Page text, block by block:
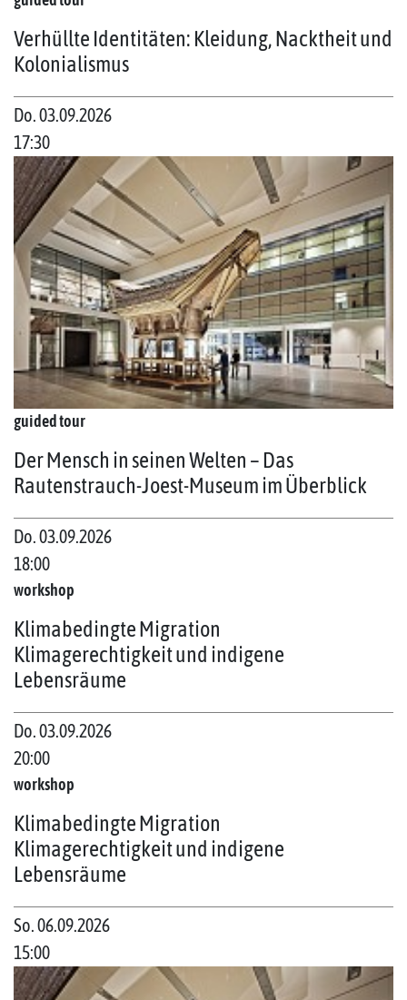
Verhüllte Identitäten: Kleidung, Nacktheit und
Kolonialismus
Do. 03.09.2026
17:30
guided tour
Der Mensch in seinen Welten – Das
Rautenstrauch-Joest-Museum im Überblick
Do. 03.09.2026
18:00
workshop
Klimabedingte Migration
Klimagerechtigkeit und indigene
Lebensräume
Do. 03.09.2026
20:00
workshop
Klimabedingte Migration
Klimagerechtigkeit und indigene
Lebensräume
So. 06.09.2026
15:00